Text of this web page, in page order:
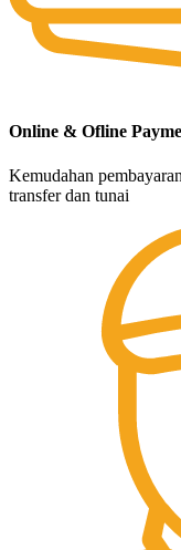
Online & Ofline
Kemudahan
transfer dan tunai